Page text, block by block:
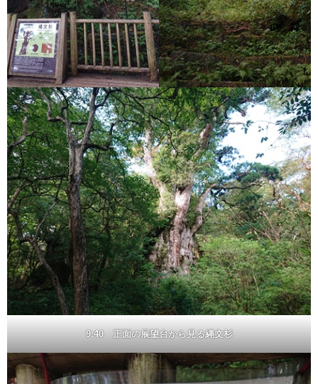
9:40 正面の展望台から見る縄文杉